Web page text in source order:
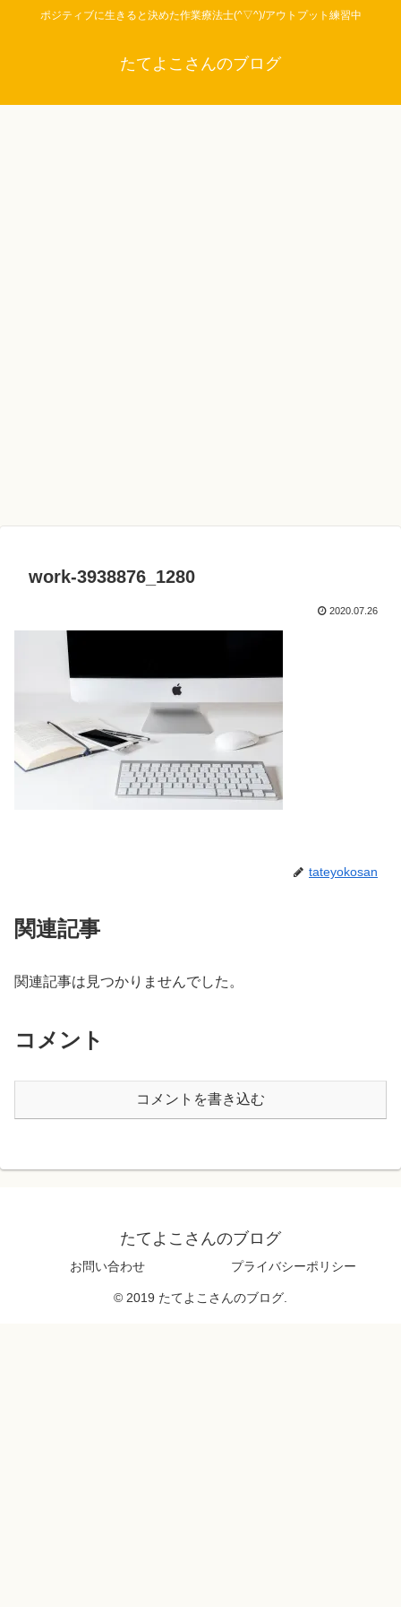
ポジティブに生きると決めた作業療法士(^▽^)/アウトプット練習中
たてよこさんのブログ
work-3938876_1280
2020.07.26
tateyokosan
関連記事
関連記事は見つかりませんでした。
コメント
コメントを書き込む
たてよこさんのブログ
お問い合わせ プライバシーポリシー
© 2019 たてよこさんのブログ.